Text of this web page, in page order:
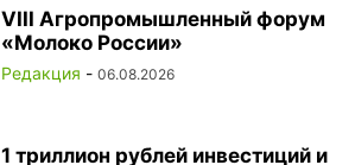
VIII Агропромышленный форум
«Молоко России»
Редакция - 06.08.2026
1 триллион рублей инвестиций и